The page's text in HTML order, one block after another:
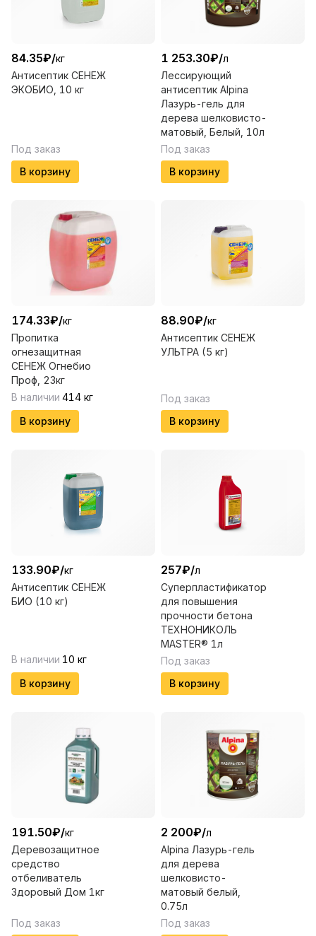
84.35₽/кг
Антисептик СЕНЕЖ
ЭКОБИО, 10 кг
Под заказ
В корзину
1 253.30₽/л
Лессирующий
антисептик Alpina
Лазурь-гель для
дерева шелковисто-
матовый, Белый, 10л
Под заказ
В корзину
174.33₽/кг
Пропитка
огнезащитная
СЕНЕЖ Огнебио
Проф, 23кг
В наличии 414 кг
В корзину
88.90₽/кг
Антисептик СЕНЕЖ
УЛЬТРА (5 кг)
Под заказ
В корзину
133.90₽/кг
Антисептик СЕНЕЖ
БИО (10 кг)
В наличии 10 кг
В корзину
257₽/л
Суперпластификатор
для повышения
прочности бетона
ТЕХНОНИКОЛЬ
MASTER® 1л
Под заказ
В корзину
191.50₽/кг
Деревозащитное
средство
отбеливатель
Здоровый Дом 1кг
Под заказ
2 200₽/л
Alpina Лазурь-гель
для дерева
шелковисто-
матовый белый,
0.75л
Под заказ